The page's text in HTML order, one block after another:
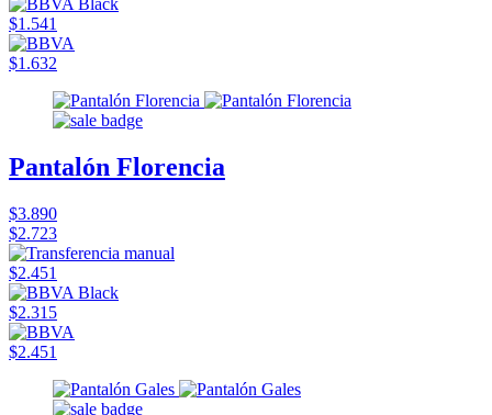
$1.541
$1.632
Pantalón Florencia
$3.890
$2.723
$2.451
$2.315
$2.451